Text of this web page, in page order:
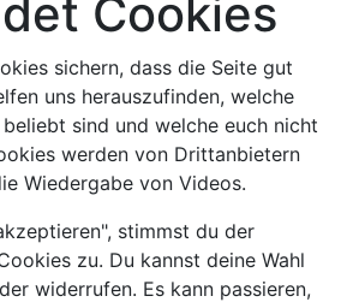
Cookies
sichern, dass die Seite gut
uns herauszufinden, welche
sind und welche euch nicht
werden von Drittanbietern
Wiedergabe von Videos.
stimmst du der
zu. Du kannst deine Wahl
widerrufen. Es kann passieren,